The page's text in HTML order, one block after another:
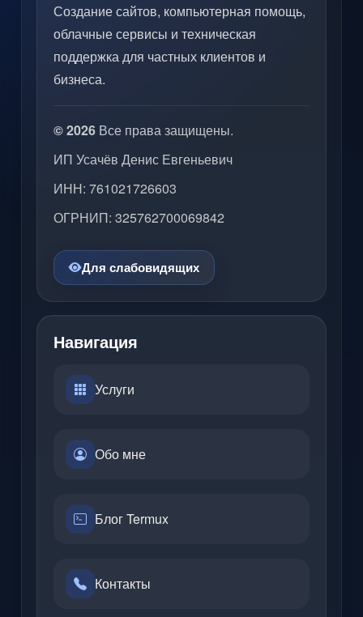
Создание сайтов, компьютерная помощь,
облачные сервисы и техническая
поддержка для частных клиентов и
бизнеса.
© 2026 Все права защищены.
ИП Усачёв Денис Евгеньевич
ИНН: 761021726603
ОГРНИП: 325762700069842
Для слабовидящих
Навигация
Услуги
Обо мне
Блог Termux
Контакты